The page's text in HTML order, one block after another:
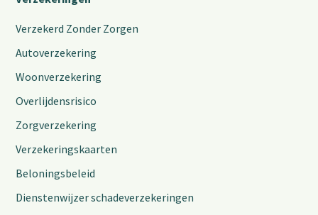
Verzekerd Zonder Zorgen
Autoverzekering
Woonverzekering
Overlijdensrisico
Zorgverzekering
Verzekeringskaarten
Beloningsbeleid
Dienstenwijzer schadeverzekeringen